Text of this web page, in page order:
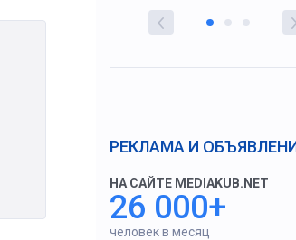
РЕКЛАМА И
НА САЙТЕ MEDIAKUB.NET
26 000+
человек в месяц